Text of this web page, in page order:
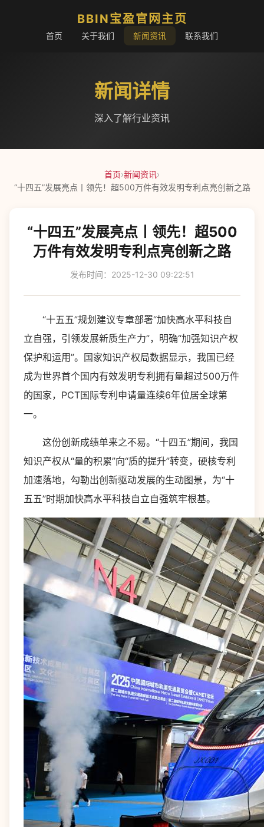
BBIN宝盈官网主页
首页 关于我们 新闻资讯 联系我们
新闻详情
深入了解行业资讯
首页›新闻资讯›
“十四五”发展亮点丨领先！超500万件有效发明专利点亮创新之路
“十四五”发展亮点丨领先！超500
万件有效发明专利点亮创新之路
发布时间：2025-12-30 09:22:51
“十五五”规划建议专章部署“加快高水平科技自
立自强，引领发展新质生产力”，明确“加强知识产权
保护和运用”。国家知识产权局数据显示，我国已经
成为世界首个国内有效发明专利拥有量超过500万件
的国家，PCT国际专利申请量连续6年位居全球第
一。
这份创新成绩单来之不易。“十四五”期间，我国
知识产权从“量的积累”向“质的提升”转变，硬核专利
加速落地，勾勒出创新驱动发展的生动图景，为“十
五五”时期加快高水平科技自立自强筑牢根基。